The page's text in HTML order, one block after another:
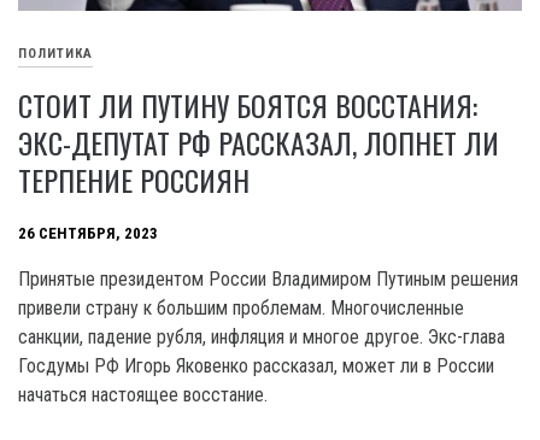
ПОЛИТИКА
СТОИТ ЛИ ПУТИНУ БОЯТСЯ ВОССТАНИЯ:
ЭКС-ДЕПУТАТ РФ РАССКАЗАЛ, ЛОПНЕТ ЛИ
ТЕРПЕНИЕ РОССИЯН
26 СЕНТЯБРЯ, 2023
Принятые президентом России Владимиром Путиным решения
привели страну к большим проблемам. Многочисленные
санкции, падение рубля, инфляция и многое другое. Экс-глава
Госдумы РФ Игорь Яковенко рассказал, может ли в России
начаться настоящее восстание.